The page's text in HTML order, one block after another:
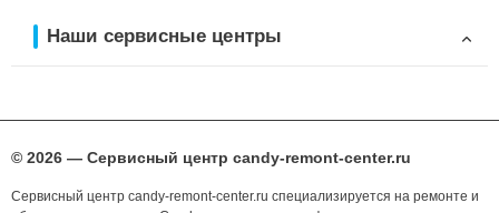
Наши сервисные центры
© 2026 — Сервисный центр candy-remont-center.ru
Сервисный центр candy-remont-center.ru специализируется на ремонте и